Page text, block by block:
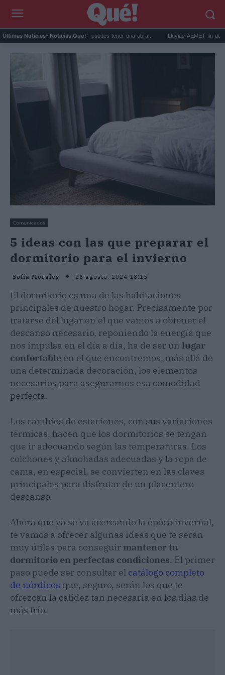
Últimas Noticias- Noticias Que!:
arte en subasta: así puedes tener una obra... Lluvias AEMET fin de semana:
Comunicados
5 ideas con las que preparar el
dormitorio para el invierno
Sofía Morales 26 agosto, 2024 18:15
El dormitorio es una de las habitaciones
principales de nuestro hogar. Precisamente por
tratarse del lugar en el que vamos a obtener el
descanso necesario, reponiendo la energía que
nos impulsa en el día a día, ha de ser un lugar
confortable en el que encontremos, más allá de
una determinada decoración, los elementos
necesarios para asegurarnos esa comodidad
perfecta.
Los cambios de estaciones, con sus variaciones
térmicas, hacen que los dormitorios se tengan
que ir adecuando según las temperaturas. Los
colchones y almohadas adecuadas y la ropa de
cama, en especial, se convierten en las claves
principales para disfrutar de un placentero
descanso.
Ahora que ya se va acercando la época invernal,
te vamos a ofrecer algunas ideas que te serán
muy útiles para conseguir mantener tu
dormitorio en perfectas condiciones. El primer
paso puede ser consultar el catálogo completo
de nórdicos que, seguro, serán los que te
ofrezcan la calidez tan necesaria en los días de
más frío.